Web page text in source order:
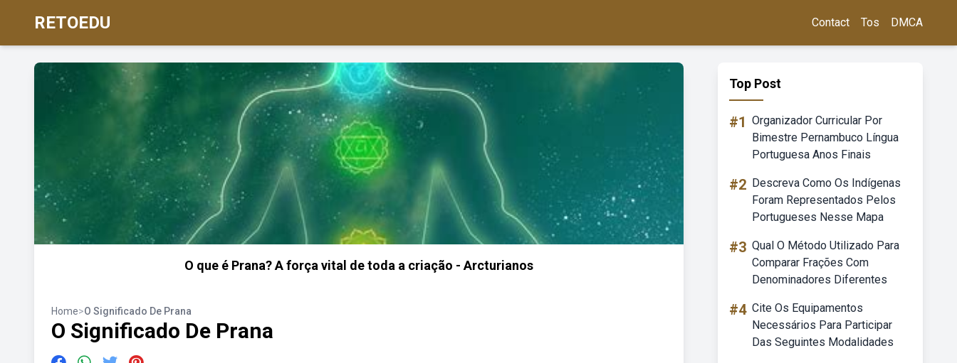
RETOEDU Contact Tos DMCA
O que é Prana? A força vital de toda a criação - Arcturianos
Home>O Significado De Prana
O Significado De Prana
Top Post
#1 Organizador Curricular Por
Bimestre Pernambuco Língua
Portuguesa Anos Finais
#2 Descreva Como Os Indígenas
Foram Representados Pelos
Portugueses Nesse Mapa
#3 Qual O Método Utilizado Para
Comparar Frações Com
Denominadores Diferentes
#4 Cite Os Equipamentos
Necessários Para Participar
Das Seguintes Modalidades